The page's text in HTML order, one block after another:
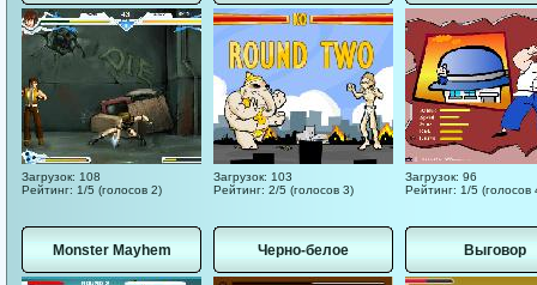
Загрузок: 108
Рейтинг: 1/5 (голосов 2)
Загрузок: 103
Рейтинг: 2/5 (голосов 3)
Загрузок: 96
Рейтинг: 1/5 (голосов
Monster Mayhem Черно-белое Выговор